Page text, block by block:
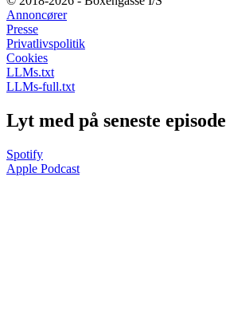
Annoncører
Presse
Privatlivspolitik
Cookies
LLMs.txt
LLMs-full.txt
Lyt med på seneste episode
Spotify
Apple Podcast